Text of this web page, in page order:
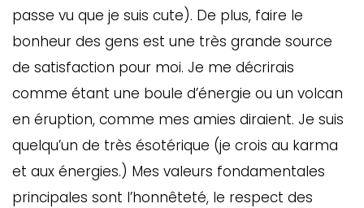
passe vu que je suis cute). De plus, faire le
bonheur des gens est une très grande source
de satisfaction pour moi. Je me décrirais
comme étant une boule d’énergie ou un volcan
en éruption, comme mes amies diraient. Je suis
quelqu’un de très ésotérique (je crois au karma
et aux énergies.) Mes valeurs fondamentales
principales sont l’honnêteté, le respect des